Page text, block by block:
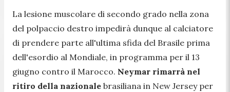
La lesione muscolare di secondo grado nella zona
del polpaccio destro impedirà dunque al calciatore
di prendere parte all'ultima sfida del Brasile prima
dell'esordio al Mondiale, in programma per il 13
giugno contro il Marocco. Neymar rimarrà nel
ritiro della nazionale brasiliana in New Jersey per